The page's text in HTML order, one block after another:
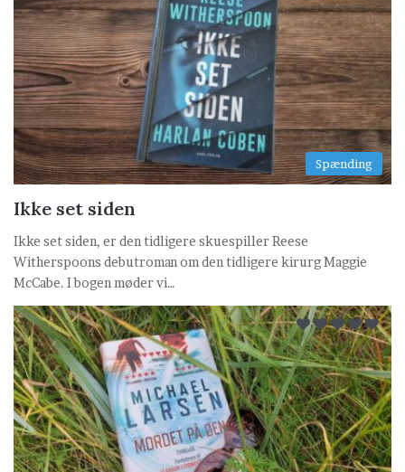
Spænding
Ikke set siden
Ikke set siden, er den tidligere skuespiller Reese
Witherspoons debutroman om den tidligere kirurg Maggie
McCabe. I bogen møder vi…